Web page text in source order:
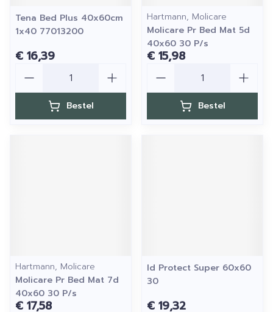
Tena Bed Plus 40x60cm
1x40 77013200
€ 16,39
Bestel
Hartmann, Molicare
Molicare Pr Bed Mat 5d
40x60 30 P/s
€ 15,98
Bestel
Hartmann, Molicare
Molicare Pr Bed Mat 7d
40x60 30 P/s
€ 17,58
Id Protect Super 60x60
30
€ 19,32